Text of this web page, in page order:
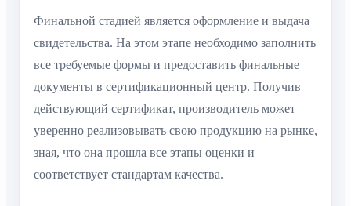
Финальной стадией является оформление и выдача
свидетельства. На этом этапе необходимо заполнить
все требуемые формы и предоставить финальные
документы в сертификационный центр. Получив
действующий сертификат, производитель может
уверенно реализовывать свою продукцию на рынке,
зная, что она прошла все этапы оценки и
соответствует стандартам качества.